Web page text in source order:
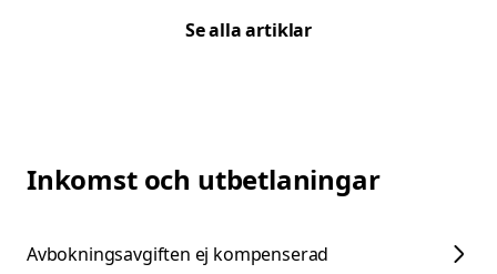
Se alla artiklar
Inkomst och utbetlaningar
Avbokningsavgiften ej kompenserad